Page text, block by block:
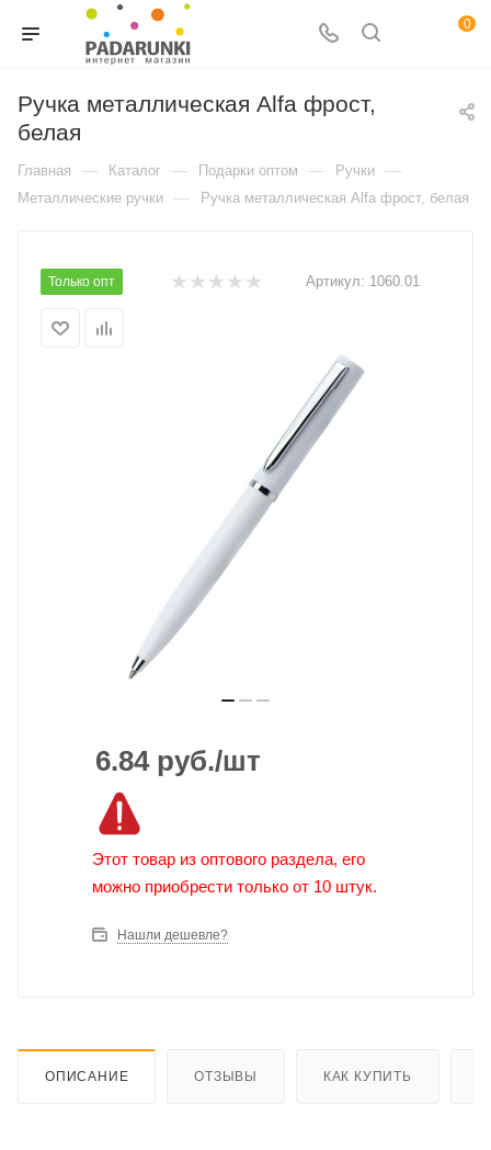
0
Ручка металлическая Alfa фрост,
белая
Главная — Каталог — Подарки оптом — Ручки —
Металлические ручки — Ручка металлическая Alfa фрост, белая
Только опт Артикул: 1060.01
6.84руб./шт
Этот товар из оптового раздела, его
можно приобрести только от 10 штук.
Нашли дешевле?
ОПИСАНИЕ ОТЗЫВЫ КАК КУПИТЬ